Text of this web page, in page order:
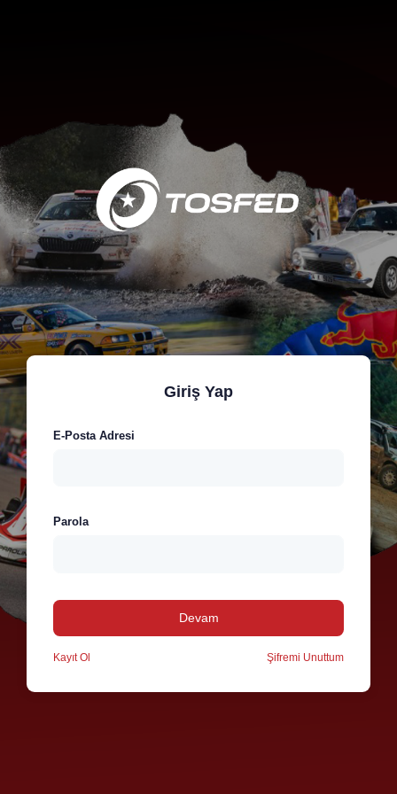
Giriş Yap
E-Posta Adresi
Parola
Devam
Kayıt Ol Şifremi Unuttum